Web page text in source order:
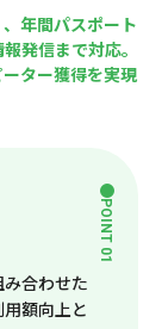
年間パスポート
発信まで対応。
ター獲得を実現
合わせた
額向上と
POINT 01